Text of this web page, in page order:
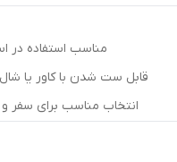
مناسب استفاده در
قابل ست شدن با کاور یا
انتخاب مناسب برای سفر